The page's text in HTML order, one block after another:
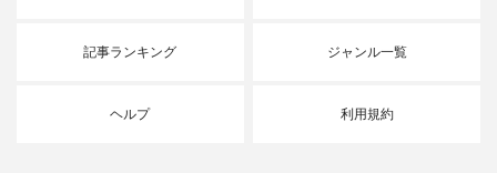
記事ランキング ジャンル一覧
ヘルプ 利用規約